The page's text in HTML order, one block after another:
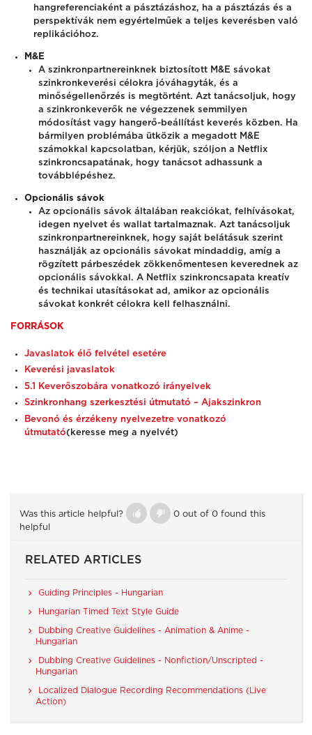
hangreferenciaként a pásztázáshoz, ha a pásztázás és a
perspektívák nem egyértelműek a teljes keverésben való
replikációhoz.
M&E
A szinkronpartnereinknek biztosított M&E sávokat
szinkronkeverési célokra jóváhagyták, és a
minőségellenőrzés is megtörtént. Azt tanácsoljuk, hogy
a szinkronkeverők ne végezzenek semmilyen
módosítást vagy hangerő-beállítást keverés közben. Ha
bármilyen problémába ütközik a megadott M&E
számokkal kapcsolatban, kérjük, szóljon a Netflix
szinkroncsapatának, hogy tanácsot adhassunk a
továbblépéshez.
Opcionális sávok
Az opcionális sávok általában reakciókat, felhívásokat,
idegen nyelvet és wallat tartalmaznak. Azt tanácsoljuk
szinkronpartnereinknek, hogy saját belátásuk szerint
használják az opcionális sávokat mindaddig, amíg a
rögzített párbeszédek zökkenőmentesen keverednek az
opcionális sávokkal. A Netflix szinkroncsapata kreatív
és technikai utasításokat ad, amikor az opcionális
sávokat konkrét célokra kell felhasználni.
FORRÁSOK
Javaslatok élő felvétel esetére
Keverési javaslatok
5.1 Keverőszobára vonatkozó irányelvek
Szinkronhang szerkesztési útmutató – Ajakszinkron
Bevonó és érzékeny nyelvezetre vonatkozó
útmutató(keresse meg a nyelvét)
Was this article helpful?
0 out of 0 found this
helpful
RELATED ARTICLES
Guiding Principles - Hungarian
Hungarian Timed Text Style Guide
Dubbing Creative Guidelines - Animation & Anime -
Hungarian
Dubbing Creative Guidelines - Nonfiction/Unscripted -
Hungarian
Localized Dialogue Recording Recommendations (Live
Action)